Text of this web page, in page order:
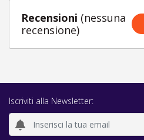
Recensioni (nessuna
recensione)
Iscriviti alla Newsletter: